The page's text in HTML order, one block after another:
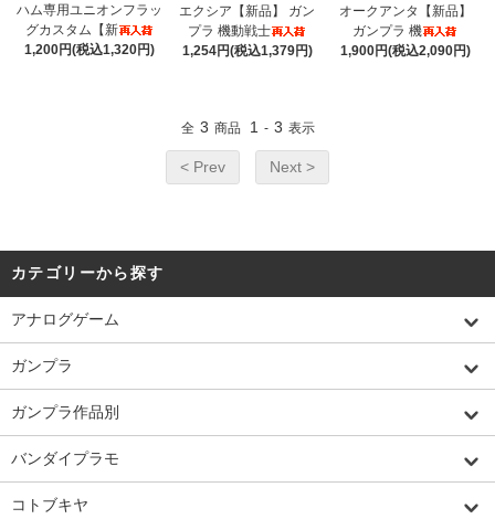
ハム専用ユニオンフラッ
グカスタム【新
1,200円(税込1,320円)
エクシア【新品】 ガン
プラ 機動戦士
1,254円(税込1,379円)
オークアンタ【新品】
ガンプラ 機
1,900円(税込2,090円)
全 3 商品 1 - 3 表示
< Prev Next >
カテゴリーから探す
アナログゲーム
ガンプラ
ガンプラ作品別
バンダイプラモ
コトブキヤ